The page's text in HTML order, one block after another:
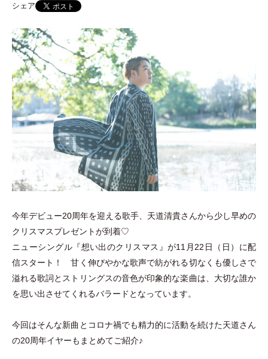
シェア
今年デビュー20周年を迎える歌手、天道清貴さんから少し早めの
クリスマスプレゼントが到着♡
ニューシングル『想い出のクリスマス』が11月22日
（ 日 ） に配
信スタート！ 甘く伸びやかな歌声で紡がれる切なくも優しさで
溢れる歌詞とストリングスの音色が印象的な楽曲は、大切な誰か
を思い出させてくれるバラードとなっています。
今回はそんな新曲とコロナ禍でも精力的に活動を続けた天道さん
の20周年イヤーもまとめてご紹介♪